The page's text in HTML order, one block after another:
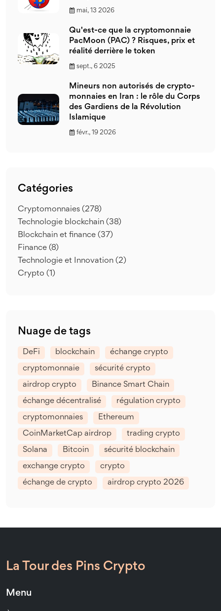
mai, 13 2026
Qu'est-ce que la cryptomonnaie
PacMoon (PAC) ? Risques, prix et
réalité derrière le token
sept., 6 2025
Mineurs non autorisés de crypto-
monnaies en Iran : le rôle du Corps
des Gardiens de la Révolution
Islamique
févr., 19 2026
Catégories
Cryptomonnaies (278)
Technologie blockchain (38)
Blockchain et finance (37)
Finance (8)
Technologie et Innovation (2)
Crypto (1)
Nuage de tags
DeFi blockchain échange crypto
cryptomonnaie sécurité crypto
airdrop crypto Binance Smart Chain
échange décentralisé régulation crypto
cryptomonnaies Ethereum
CoinMarketCap airdrop trading crypto
Solana Bitcoin sécurité blockchain
exchange crypto crypto
échange de crypto airdrop crypto 2026
La Tour des Pins Crypto
Menu